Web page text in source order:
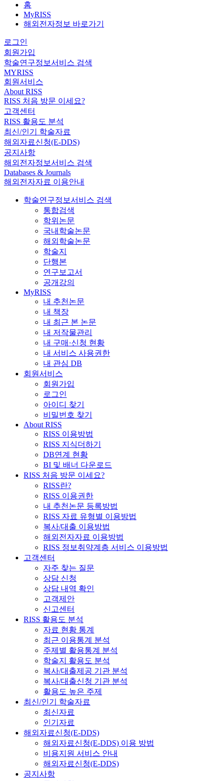
홈
MyRISS
해외전자정보 바로가기
로그인
회원가입
학술연구정보서비스 검색
MYRISS
회원서비스
About RISS
RISS 처음 방문 이세요?
고객센터
RISS 활용도 분석
최신/인기 학술자료
해외자료신청(E-DDS)
공지사항
해외전자정보서비스 검색
Databases & Journals
해외전자자료 이용안내
학술연구정보서비스 검색
통합검색
학위논문
국내학술논문
해외학술논문
학술지
단행본
연구보고서
공개강의
MyRISS
내 추천논문
내 책장
내 최근 본 논문
내 저작물관리
내 구매·신청 현황
내 서비스 사용권한
내 관심 DB
회원서비스
회원가입
로그인
아이디 찾기
비밀번호 찾기
About RISS
RISS 이용방법
RISS 지식더하기
DB연계 현황
BI 및 배너 다운로드
RISS 처음 방문 이세요?
RISS란?
RISS 이용권한
내 추천논문 등록방법
RISS 자료 유형별 이용방법
복사/대출 이용방법
해외전자자료 이용방법
RISS 정보취약계층 서비스 이용방법
고객센터
자주 찾는 질문
상담 신청
상담 내역 확인
고객제안
신고센터
RISS 활용도 분석
자료 현황 통계
최근 이용통계 분석
주제별 활용통계 분석
학술지 활용도 분석
복사/대출제공 기관 분석
복사/대출신청 기관 분석
활용도 높은 주제
최신/인기 학술자료
최신자료
인기자료
해외자료신청(E-DDS)
해외자료신청(E-DDS) 이용 방법
비용지원 서비스 안내
해외자료신청(E-DDS)
공지사항